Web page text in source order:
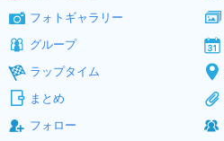
フォトギャラリー
グループ
ラップタイム
まとめ
フォロー